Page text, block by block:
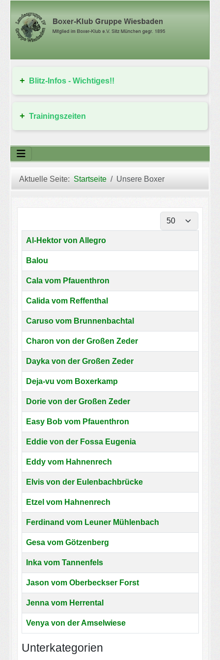
Blitz-Infos - Wichtiges!!
Trainingszeiten
Aktuelle Seite: Startseite Unsere Boxer
Anzeige #
Titel
Al-Hektor von Allegro
Balou
Cala vom Pfauenthron
Calida vom Reffenthal
Caruso vom Brunnenbachtal
Charon von der Großen Zeder
Dayka von der Großen Zeder
Deja-vu vom Boxerkamp
Dorie von der Großen Zeder
Easy Bob vom Pfauenthron
Eddie von der Fossa Eugenia
Eddy vom Hahnenrech
Elvis von der Eulenbachbrücke
Etzel vom Hahnenrech
Ferdinand vom Leuner Mühlenbach
Gesa vom Götzenberg
Inka vom Tannenfels
Jason vom Oberbeckser Forst
Jenna vom Herrental
Venya von der Amselwiese
Unterkategorien